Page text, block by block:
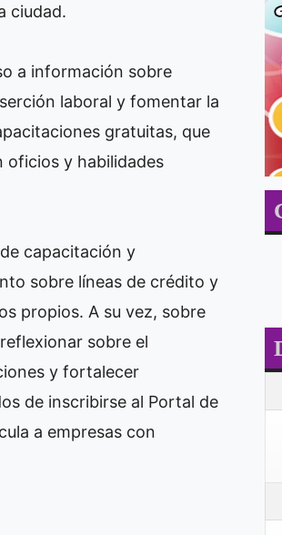
ciudad.
a información sobre
laboral y fomentar la
gratuitas, que
oficios y habilidades
capacitación y
sobre líneas de crédito y
propios. A su vez, sobre
sobre el
y fortalecer
de inscribirse al Portal de
a empresas con